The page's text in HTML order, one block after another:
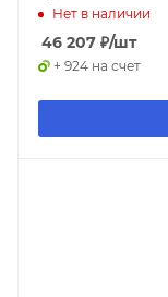
Нет в наличии
46 207 ₽/шт
+ 924 на счет